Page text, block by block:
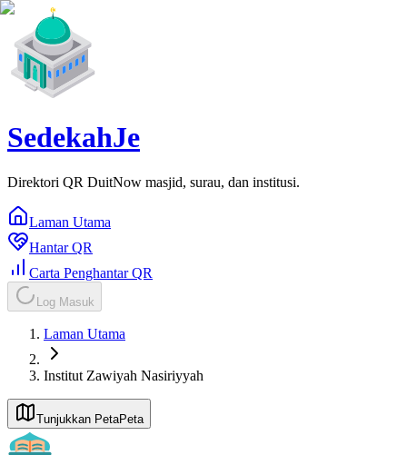
SedekahJe
Direktori QR DuitNow masjid, surau, dan institusi.
Laman Utama
Hantar QR
Carta Penghantar QR
Log Masuk
Laman Utama
Institut Zawiyah Nasiriyyah
Tunjukkan PetaPeta